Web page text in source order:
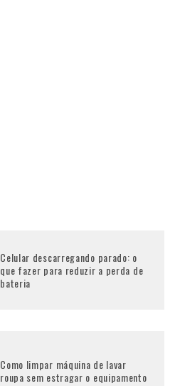
Celular descarregando parado: o
que fazer para reduzir a perda de
bateria
Como limpar máquina de lavar
roupa sem estragar o equipamento